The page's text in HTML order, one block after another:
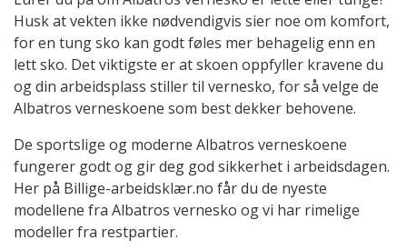
Husk at vekten ikke nødvendigvis sier noe om komfort,
for en tung sko kan godt føles mer behagelig enn en
lett sko. Det viktigste er at skoen oppfyller kravene du
og din arbeidsplass stiller til vernesko, for så velge de
Albatros verneskoene som best dekker behovene.
De sportslige og moderne Albatros verneskoene
fungerer godt og gir deg god sikkerhet i arbeidsdagen.
Her på Billige-arbeidsklær.no får du de nyeste
modellene fra Albatros vernesko og vi har rimelige
modeller fra restpartier.